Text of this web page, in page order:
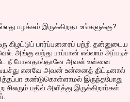
பழக்கம் இருக்கிறதா உங்களுக்கு?
கிழட்டுப் பார்ப்பனரைப் பற்றி தன்னுடைய
அங்கு வந்து பாப்பான் எல்லாம் அப்படிச்
நீ போனதால்தானே அவன் உன்னை
வயச்து எனவே அவன் உன்னைத் திட்டினால்
கண்டுகொள்ளாமல் இருந்தபோது
பதில் அளித்து இருக்கிறார்கள்.